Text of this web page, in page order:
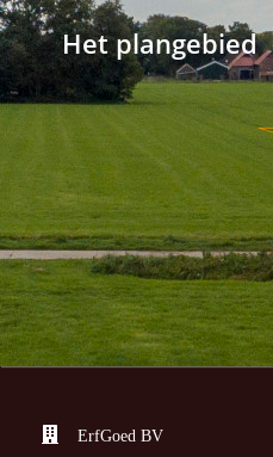
Het plangebied
ErfGoed BV